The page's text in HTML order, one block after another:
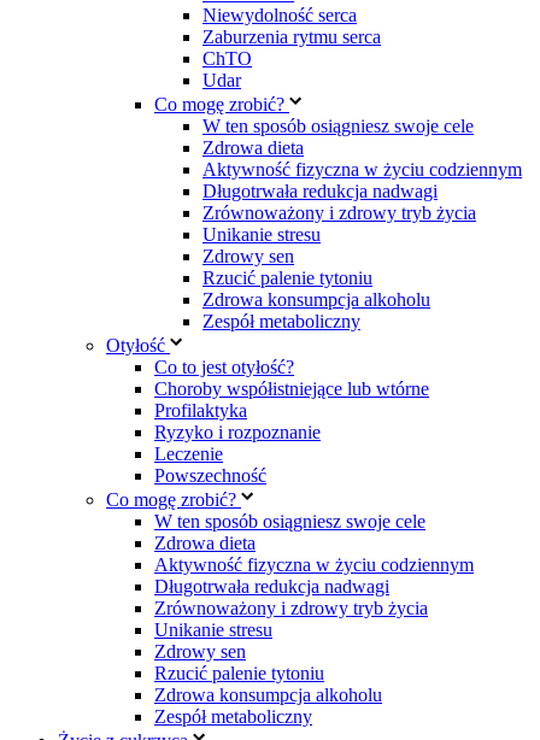
Niewydolność serca
Zaburzenia rytmu serca
ChTO
Udar
Co mogę zrobić?
W ten sposób osiągniesz swoje cele
Zdrowa dieta
Aktywność fizyczna w życiu codziennym
Długotrwała redukcja nadwagi
Zrównoważony i zdrowy tryb życia
Unikanie stresu
Zdrowy sen
Rzucić palenie tytoniu
Zdrowa konsumpcja alkoholu
Zespół metaboliczny
Otyłość
Co to jest otyłość?
Choroby współistniejące lub wtórne
Profilaktyka
Ryzyko i rozpoznanie
Leczenie
Powszechność
Co mogę zrobić?
W ten sposób osiągniesz swoje cele
Zdrowa dieta
Aktywność fizyczna w życiu codziennym
Długotrwała redukcja nadwagi
Zrównoważony i zdrowy tryb życia
Unikanie stresu
Zdrowy sen
Rzucić palenie tytoniu
Zdrowa konsumpcja alkoholu
Zespół metaboliczny